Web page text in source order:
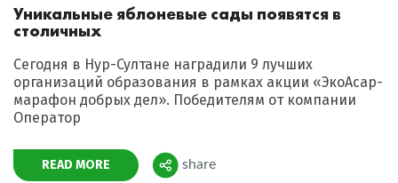
Уникальные яблоневые сады появятся в
столичных
Сегодня в Нур-Султане наградили 9 лучших
организаций образования в рамках акции «ЭкоАсар-
марафон добрых дел». Победителям от компании
Оператор
READ MORE Поделиться
share